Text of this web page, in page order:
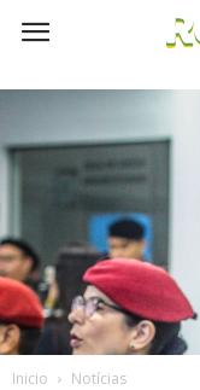
Inicio Notícias